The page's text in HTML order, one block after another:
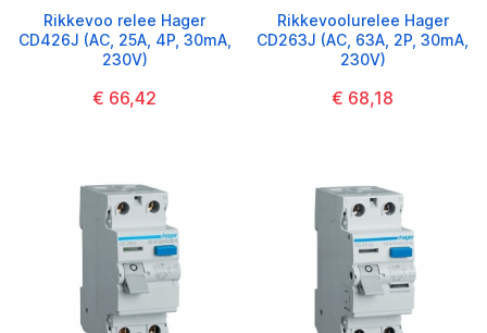
Rikkevoo relee Hager
CD426J (AC, 25A, 4P, 30mA,
230V)
€ 66,42
Rikkevoolurelee Hager
CD263J (AC, 63A, 2P, 30mA,
230V)
€ 68,18